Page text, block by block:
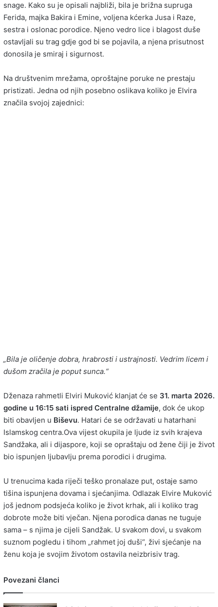
snage. Kako su je opisali najbliži, bila je brižna supruga
Ferida, majka Bakira i Emine, voljena kćerka Jusa i Raze,
sestra i oslonac porodice. Njeno vedro lice i blagost duše
ostavljali su trag gdje god bi se pojavila, a njena prisutnost
donosila je smiraj i sigurnost.
Na društvenim mrežama, oproštajne poruke ne prestaju
pristizati. Jedna od njih posebno oslikava koliko je Elvira
značila svojoj zajednici:
„Bila je oličenje dobra, hrabrosti i ustrajnosti. Vedrim licem i
dušom zračila je poput sunca.“
Dženaza rahmetli Elviri Muković klanjat će se 31. marta 2026.
godine u 16:15 sati ispred Centralne džamije, dok će ukop
biti obavljen u Biševu. Hatari će se održavati u hatarhani
Islamskog centra.Ova vijest okupila je ljude iz svih krajeva
Sandžaka, ali i dijaspore, koji se opraštaju od žene čiji je život
bio ispunjen ljubavlju prema porodici i drugima.
U trenucima kada riječi teško pronalaze put, ostaje samo
tišina ispunjena dovama i sjećanjima. Odlazak Elvire Muković
još jednom podsjeća koliko je život krhak, ali i koliko trag
dobrote može biti vječan. Njena porodica danas ne tuguje
sama – s njima je cijeli Sandžak. U svakom dovi, u svakom
suznom pogledu i tihom „rahmet joj duši“, živi sjećanje na
ženu koja je svojim životom ostavila neizbrisiv trag.
Povezani članci